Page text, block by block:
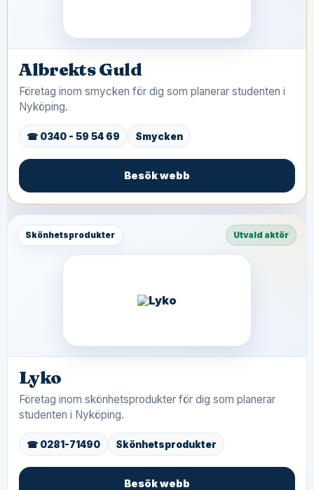
Albrekts Guld
Företag inom smycken för dig som planerar studenten i
Nyköping.
☎ 0340 - 59 54 69 Smycken
Besök webb
Skönhetsprodukter Utvald aktör
Lyko
Företag inom skönhetsprodukter för dig som planerar
studenten i Nyköping.
☎ 0281-71490 Skönhetsprodukter
Besök webb